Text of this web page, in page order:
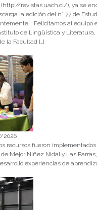
(http://revistas.uach.cl/), ya se
la edición del n° 77 de
Felicitamos al equipo
de Lingüística y Literatura,
la Facultad […]
2026
recursos fueron
Mejor Niñez Nidal y Las
experiencias de